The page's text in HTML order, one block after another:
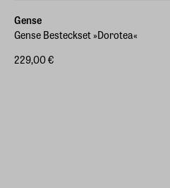
Gense
Gense Besteckset »Dorotea«
229,00 €